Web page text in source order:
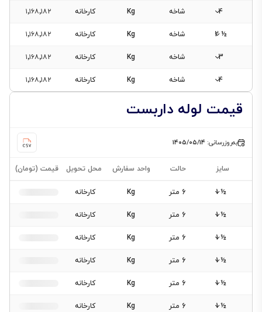
4 شاخه Kg کارخانه ۱٬۱۶۸٬۱۸۲
½ 2 شاخه Kg کارخانه ۱٬۱۶۸٬۱۸۲
3 شاخه Kg کارخانه ۱٬۱۶۸٬۱۸۲
4 شاخه Kg کارخانه ۱٬۱۶۸٬۱۸۲
قیمت لوله داربست
به‌روزرسانی:۱۴۰۵/۰۵/۱۴
سایز حالت واحد سفارش محل تحویل قیمت (تومان)
½ 1 6 متر Kg کارخانه
½ 1 6 متر Kg کارخانه
½ 1 6 متر Kg کارخانه
½ 1 6 متر Kg کارخانه
½ 1 6 متر Kg کارخانه
½ 1 6 متر Kg کارخانه